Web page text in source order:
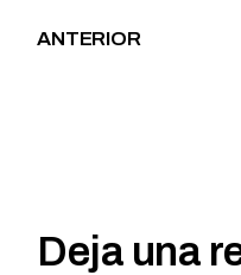
ANTERIOR
Deja una